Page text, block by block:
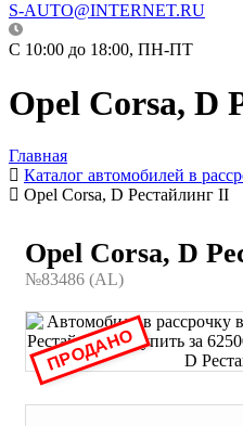
S-AUTO@INTERNET.RU
C 10:00 до 18:00, ПН-ПТ
Opel Corsa, D
Главная
Каталог автомобилей в
Opel Corsa, D Рестайлинг II
Opel Corsa, D
№83486 (AL)
ПРОДАНО